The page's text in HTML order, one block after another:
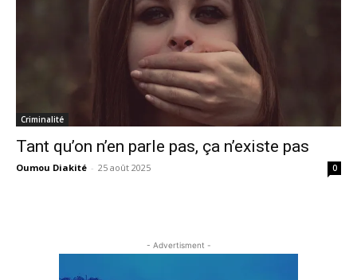
Criminalité
Tant qu’on n’en parle pas, ça n’existe pas
Oumou Diakité - 25 août 2025 0
- Advertisment -